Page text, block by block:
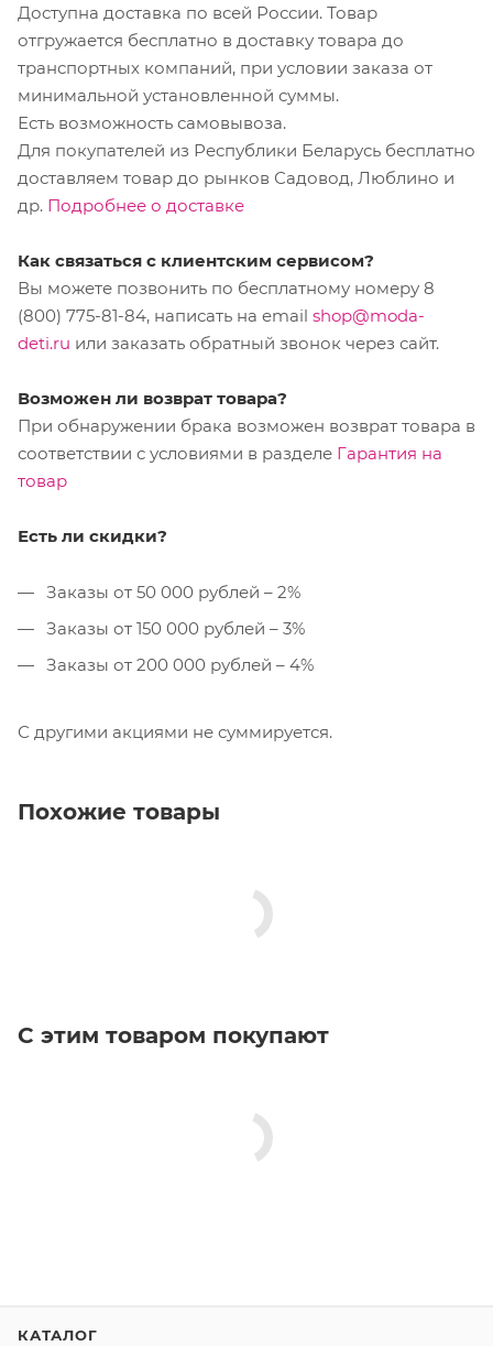
Доступна доставка по всей России. Товар
отгружается бесплатно в доставку товара до
транспортных компаний, при условии заказа от
минимальной установленной суммы.
Есть возможность самовывоза.
Для покупателей из Республики Беларусь бесплатно
доставляем товар до рынков Садовод, Люблино и
др. Подробнее о доставке
Как связаться с клиентским сервисом?
Вы можете позвонить по бесплатному номеру 8
(800) 775-81-84, написать на email shop@moda-
deti.ru или заказать обратный звонок через сайт.
Возможен ли возврат товара?
При обнаружении брака возможен возврат товара в
соответствии с условиями в разделе Гарантия на
товар
Есть ли скидки?
Заказы от 50 000 рублей – 2%
Заказы от 150 000 рублей – 3%
Заказы от 200 000 рублей – 4%
С другими акциями не суммируется.
Похожие товары
С этим товаром покупают
КАТАЛОГ